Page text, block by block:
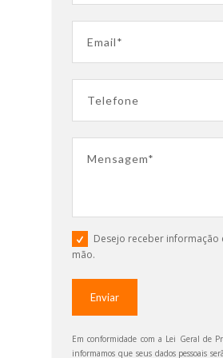
Desejo receber informação
mão.
Em conformidade com a Lei Geral de
informamos que seus dados pessoais